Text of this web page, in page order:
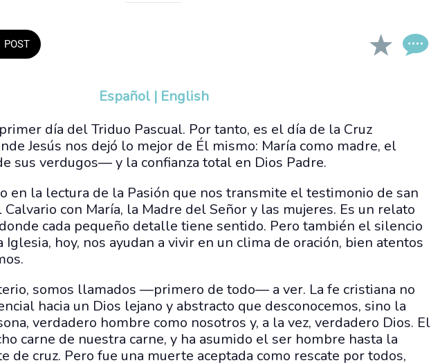
POST
Español | English
día del Triduo Pascual. Por tanto, es el día de la Cruz
Jesús nos dejó lo mejor de Él mismo: María como madre, el
sus verdugos— y la confianza total en Dios Padre.
en la lectura de la Pasión que nos transmite el testimonio de san
Calvario con María, la Madre del Señor y las mujeres. Es un relato
cada pequeño detalle tiene sentido. Pero también el silencio
hoy, nos ayudan a vivir en un clima de oración, bien atentos
somos llamados —primero de todo— a ver. La fe cristiana no
hacia un Dios lejano y abstracto que desconocemos, sino la
verdadero hombre como nosotros y, a la vez, verdadero Dios. El
carne de nuestra carne, y ha asumido el ser hombre hasta la
de cruz. Pero fue una muerte aceptada como rescate por todos,